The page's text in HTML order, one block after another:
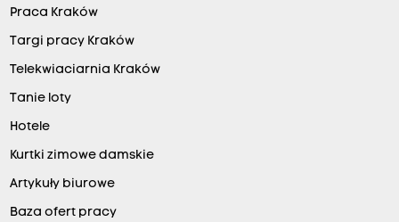
Praca Kraków
Targi pracy Kraków
Telekwiaciarnia Kraków
Tanie loty
Hotele
Kurtki zimowe damskie
Artykuły biurowe
Baza ofert pracy